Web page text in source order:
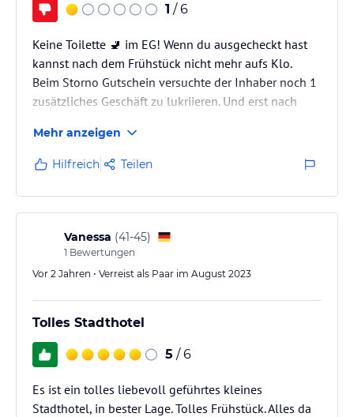
1 / 6
Keine Toilette 🚽 im EG! Wenn du ausgecheckt hast
kannst nach dem Frühstück nicht mehr aufs Klo.
Beim Storno Gutschein versuchte der Inhaber noch 1
zusätzliches Geschäft zu lukriieren. Und erst nach
einen EU konformen Gutschein anbieten. Der MUSS 3
JAHRE gültig sein! Nicht nur ein Jahr... jetzt ist die EU
Richtlinie auch in Grado angekommen!
Diesen Service gibt's nur im Hotel park spiaggia.
Gratuliere!
Kein Doppelbett dafür 2 Matratzen zusammen
Mehr anzeigen
Hilfreich Teilen
Vanessa (41-45)
1 Bewertungen
Vor 2 Jahren • Verreist als Paar im August 2023
Tolles Stadthotel
5 / 6
Es ist ein tolles liebevoll geführtes kleines
Stadthotel, in bester Lage. Tolles Frühstück. Alles da